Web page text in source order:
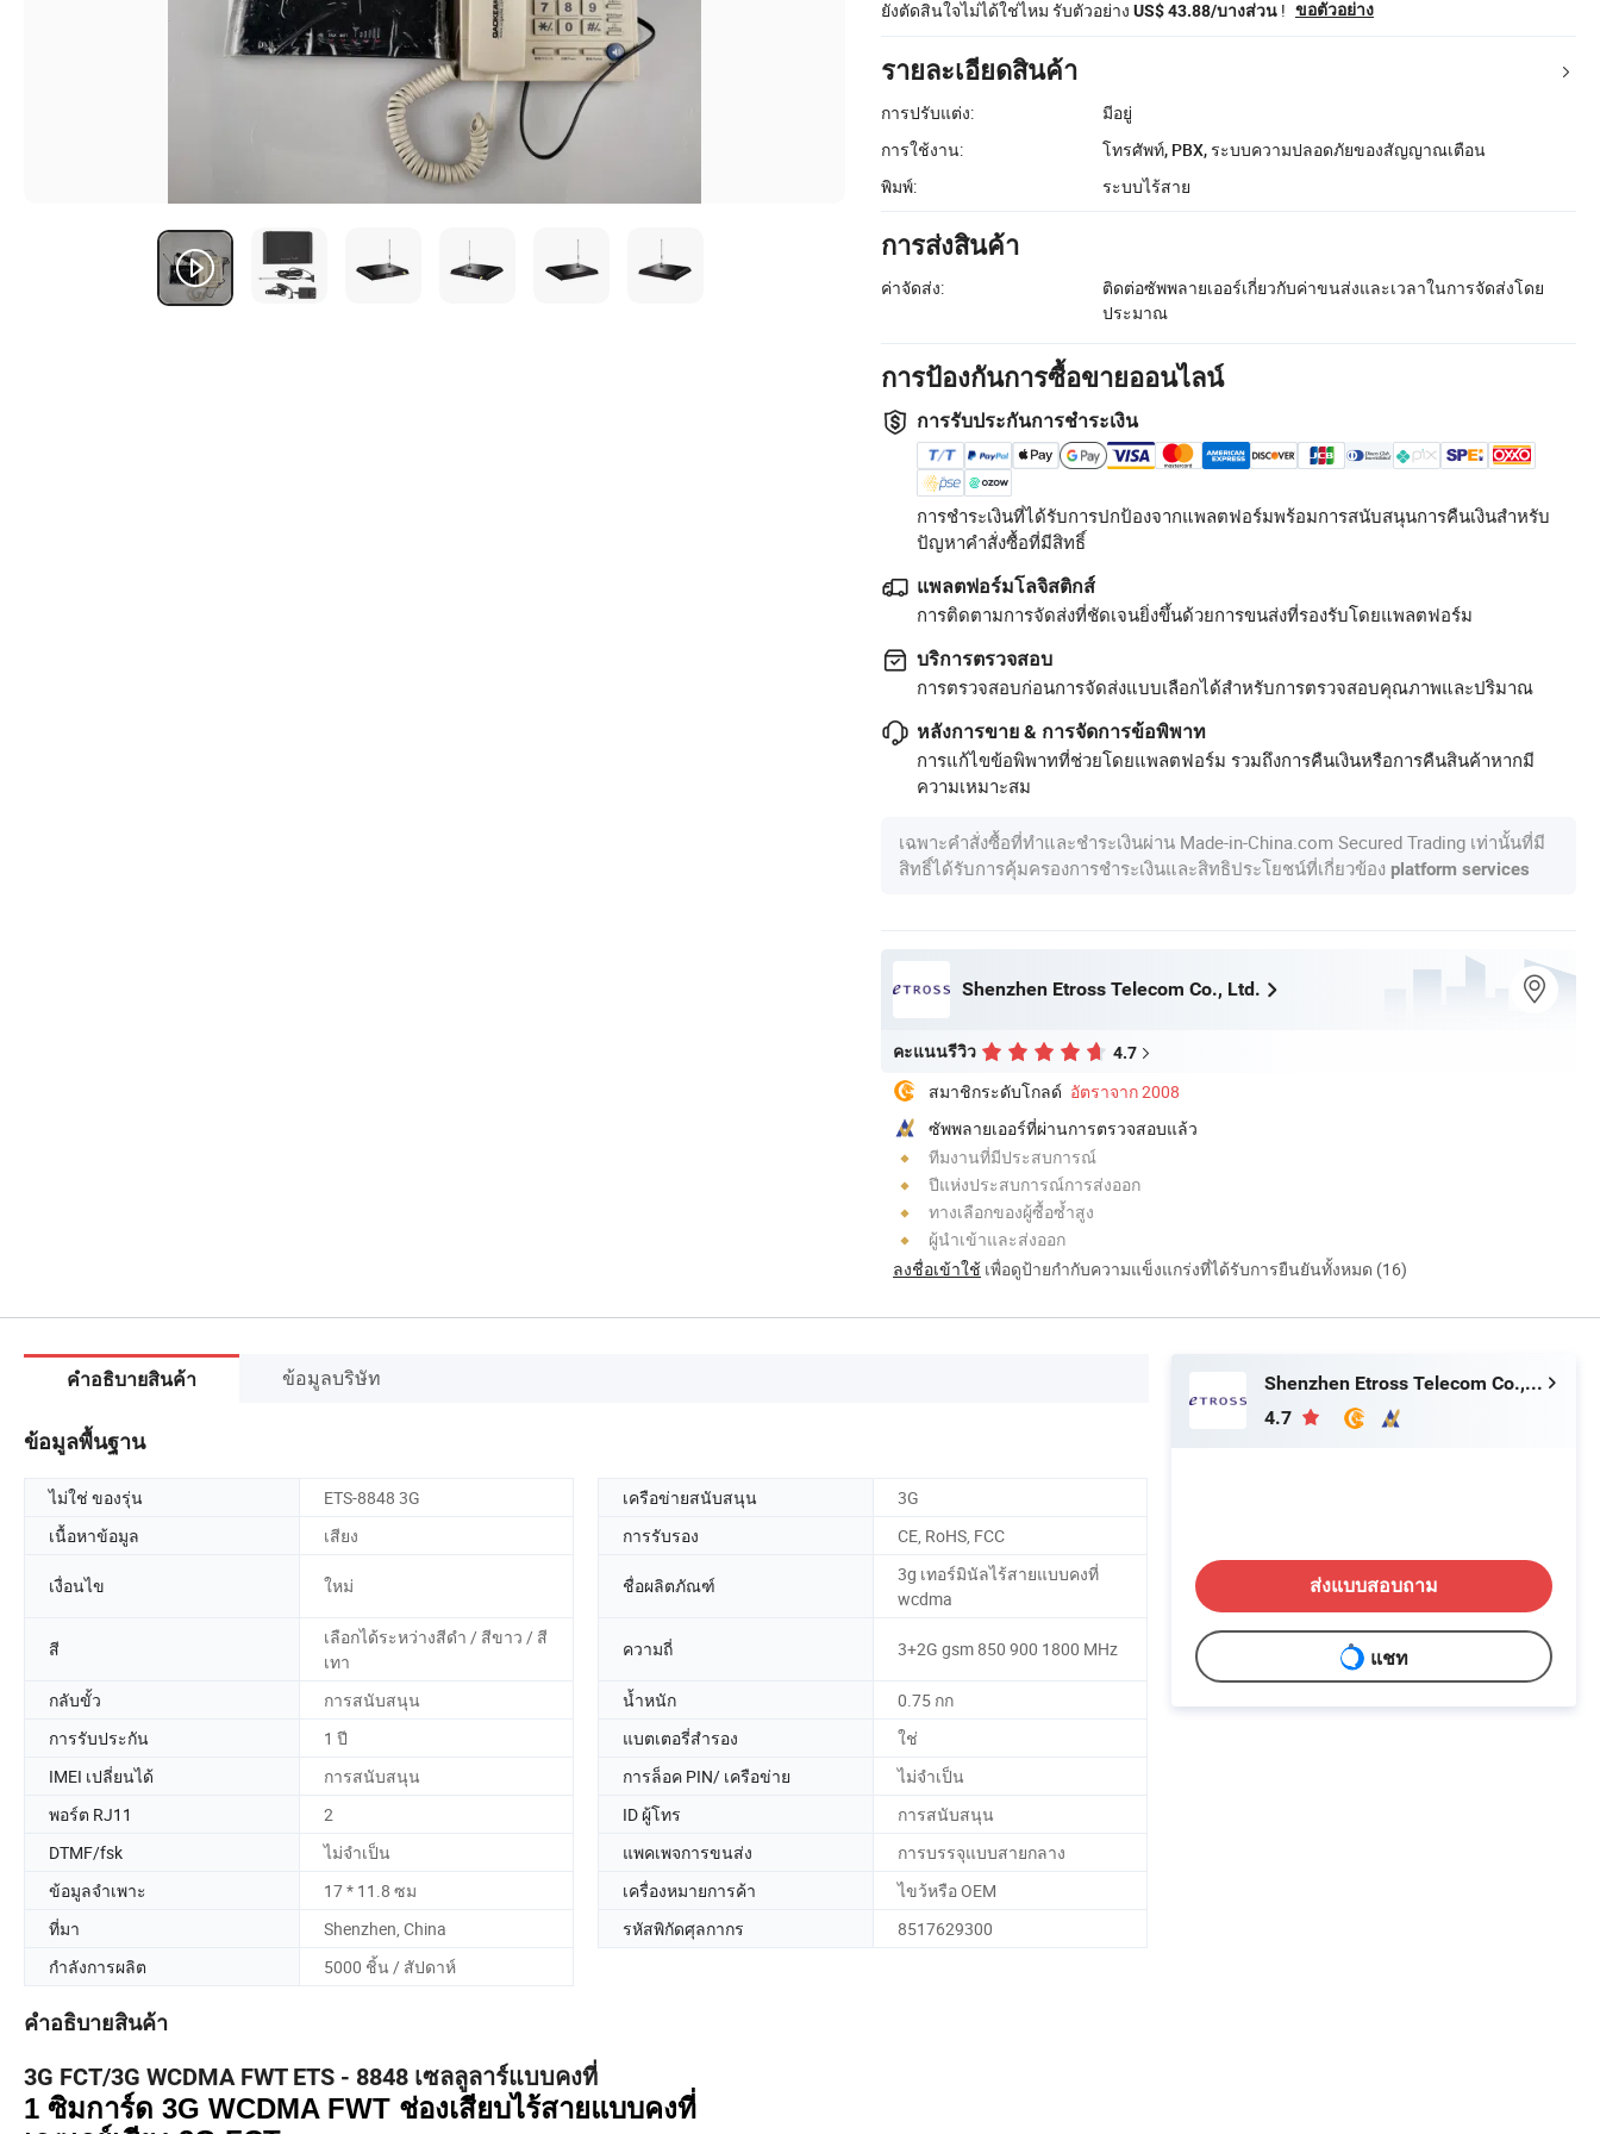
ยังตัดสินใจไม่ได้ใช่ไหม รับตัวอย่าง US$ 43.88/บางส่วน ! ขอตัวอย่าง
รายละเอียดสินค้า
การปรับแต่ง:
มีอยู่
การใช้งาน:
โทรศัพท์, PBX, ระบบความปลอดภัยของสัญญาณเตือน
พิมพ์:
ระบบไร้สาย
การส่งสินค้า
ค่าจัดส่ง:
ติดต่อซัพพลายเออร์เกี่ยวกับค่าขนส่งและเวลาในการจัดส่งโดย
ประมาณ
การป้องกันการซื้อขายออนไลน์
การรับประกันการชำระเงิน
การชำระเงินที่ได้รับการปกป้องจากแพลตฟอร์มพร้อมการสนับสนุนการคืนเงินสำหรับ
ปัญหาคำสั่งซื้อที่มีสิทธิ์
แพลตฟอร์มโลจิสติกส์
การติดตามการจัดส่งที่ชัดเจนยิ่งขึ้นด้วยการขนส่งที่รองรับโดยแพลตฟอร์ม
บริการตรวจสอบ
การตรวจสอบก่อนการจัดส่งแบบเลือกได้สำหรับการตรวจสอบคุณภาพและปริมาณ
หลังการขาย & การจัดการข้อพิพาท
การแก้ไขข้อพิพาทที่ช่วยโดยแพลตฟอร์ม รวมถึงการคืนเงินหรือการคืนสินค้าหากมี
ความเหมาะสม
เฉพาะคำสั่งซื้อที่ทำและชำระเงินผ่าน Made-in-China.com Secured Trading เท่านั้นที่มี
สิทธิ์ได้รับการคุ้มครองการชำระเงินและสิทธิประโยชน์ที่เกี่ยวข้อง platform services
Shenzhen Etross Telecom Co., Ltd.
คะแนนรีวิว 4.7
สมาชิกระดับโกลด์ อัตราจาก 2008
ซัพพลายเออร์ที่ผ่านการตรวจสอบแล้ว
ทีมงานที่มีประสบการณ์
ปีแห่งประสบการณ์การส่งออก
ทางเลือกของผู้ซื้อซ้ำสูง
ผู้นำเข้าและส่งออก
ลงชื่อเข้าใช้ เพื่อดูป้ายกำกับความแข็งแกร่งที่ได้รับการยืนยันทั้งหมด (16)
คำอธิบายสินค้า ข้อมูลบริษัท
ข้อมูลพื้นฐาน
ไม่ใช่ ของรุ่น ETS-8848 3G เครือข่ายสนับสนุน
3G
เนื้อหาข้อมูล
เสียง การรับรอง CE, RoHS, FCC
เงื่อนไข ใหม่ ชื่อผลิตภัณฑ์
3g เทอร์มินัลไร้สายแบบคงที่
wcdma
สี
เลือกได้ระหว่างสีดำ / สีขาว / สี
เทา
ความถี่ 3+2G gsm 850 900 1800 MHz
กลับขั้ว การสนับสนุน น้ำหนัก
0.75 กก
การรับประกัน
1 ปี แบตเตอรี่สำรอง
ใช่
IMEI เปลี่ยนได้
การสนับสนุน การล็อค PIN/ เครือข่าย
ไม่จำเป็น
พอร์ต RJ11
2 ID ผู้โทร
การสนับสนุน
DTMF/fsk
ไม่จำเป็น แพคเพจการขนส่ง
การบรรจุแบบสายกลาง
ข้อมูลจำเพาะ
17 * 11.8 ซม เครื่องหมายการค้า
ไขว้หรือ OEM
ที่มา
Shenzhen, China รหัสพิกัดศุลกากร
8517629300
กำลังการผลิต
5000 ชิ้น / สัปดาห์
คำอธิบายสินค้า
3G FCT/3G WCDMA FWT ETS - 8848 เซลลูลาร์แบบคงที่
1 ซิมการ์ด 3G WCDMA FWT ช่องเสียบไร้สายแบบคงที่
Shenzhen Etross Telecom Co., Ltd.
4.7
ส่งแบบสอบถาม
แชท